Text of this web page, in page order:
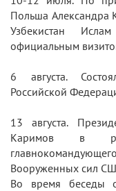
Польша Александра
Узбекистан
официальным
6 августа.
Российской
13 августа.
Каримов в
Вооруженных сил
Во время беседы